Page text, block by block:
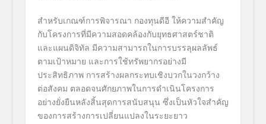
สำหรับเกณฑ์การพิจารณา กองทุนดีอี ให้ความสำคัญ
กับโครงการที่มีความสอดคล้องกับยุทธศาสตร์ชาติ
และแผนดิจิทัล มีความสามารถในการบรรลุผลลัพธ์
ตามเป้าหมาย และการใช้ทรัพยากรอย่างมี
ประสิทธิภาพ การสร้างผลกระทบเชิงบวกในวงกว้าง
ต่อสังคม ตลอดจนศักยภาพในการดำเนินโครงการ
อย่างยั่งยืนหลังสิ้นสุดการสนับสนุน ซึ่งเป็นหัวใจสำคัญ
ของการสร้างการเปลี่ยนแปลงในระยะยาว